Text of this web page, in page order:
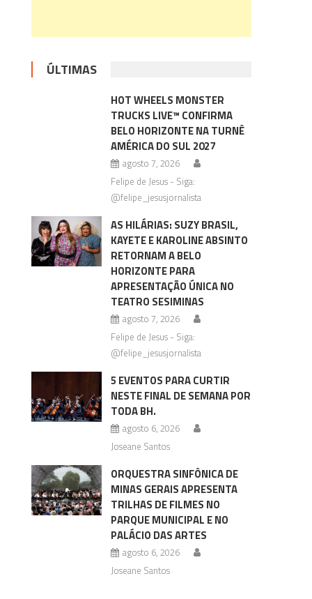
ÚLTIMAS
HOT WHEELS MONSTER
TRUCKS LIVE™ CONFIRMA
BELO HORIZONTE NA TURNÊ
AMÉRICA DO SUL 2027
agosto 7, 2026
Felipe de Jesus - Siga:
@felipe_jesusjornalista
AS HILÁRIAS: SUZY BRASIL,
KAYETE E KAROLINE ABSINTO
RETORNAM A BELO
HORIZONTE PARA
APRESENTAÇÃO ÚNICA NO
TEATRO SESIMINAS
agosto 7, 2026
Felipe de Jesus - Siga:
@felipe_jesusjornalista
5 EVENTOS PARA CURTIR
NESTE FINAL DE SEMANA POR
TODA BH.
agosto 6, 2026
Joseane Santos
ORQUESTRA SINFÔNICA DE
MINAS GERAIS APRESENTA
TRILHAS DE FILMES NO
PARQUE MUNICIPAL E NO
PALÁCIO DAS ARTES
agosto 6, 2026
Joseane Santos